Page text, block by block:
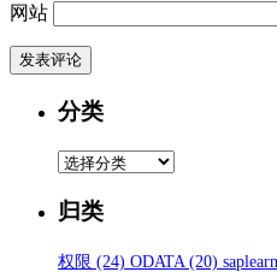
网站
分类
分
归类
权限 (24) ODATA (20)